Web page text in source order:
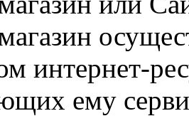
интернет-
ему